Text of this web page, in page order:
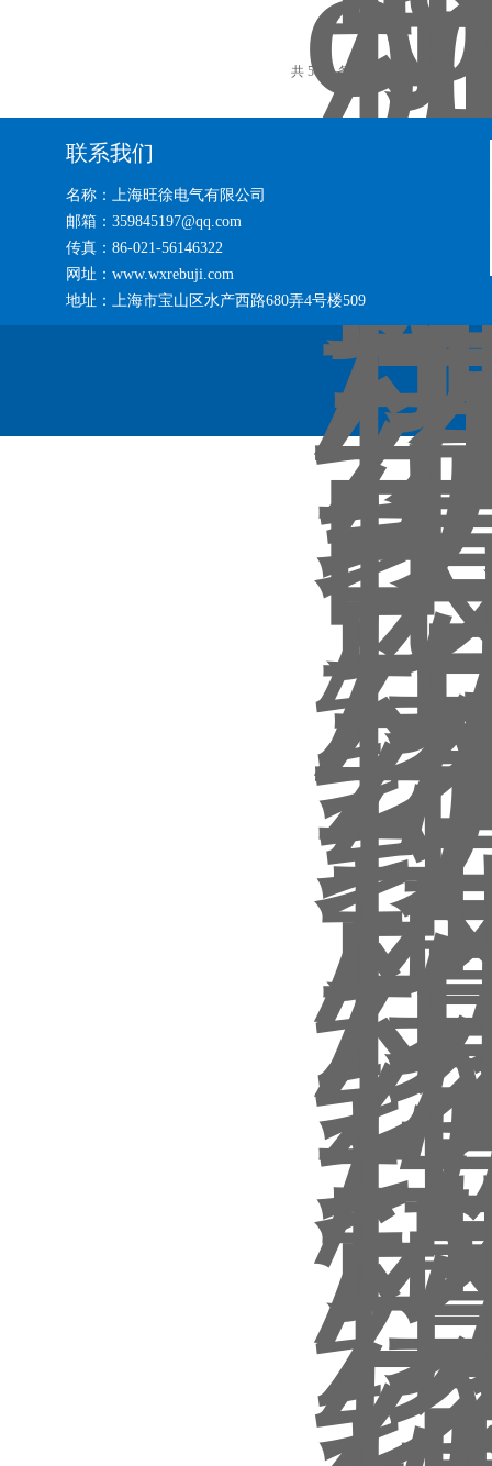
共 5854 条记录，当前 77 / 391 页
联系我们
名称：上海旺徐电气有限公司
邮箱：359845197@qq.com
传真：86-021-56146322
网址：www.wxrebuji.com
地址：上海市宝山区水产西路680弄4号楼509